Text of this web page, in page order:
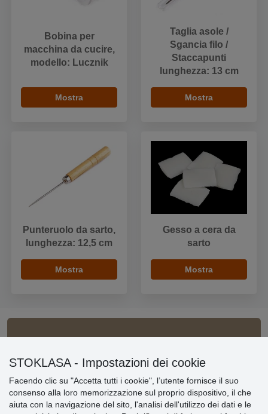
Bobina per
macchina da cucire,
modello: Lucznik
Mostra
Taglia asole /
Sgancia filo /
Staccapunti
lunghezza: 13 cm
Mostra
Punteruolo da sarto,
lunghezza: 12,5 cm
Mostra
Gesso a cera da
sarto
Mostra
» Impostazioni dei cookie
» Termini & Condizioni
» Informativa sulla Privacy
» Consegna e pagamento
STOKLASA - Impostazioni dei cookie
Facendo clic su "Accetta tutti i cookie", l’utente fornisce il suo
consenso alla loro memorizzazione sul proprio dispositivo, il che
aiuta con la navigazione del sito, l'analisi dell'utilizzo dei dati e le